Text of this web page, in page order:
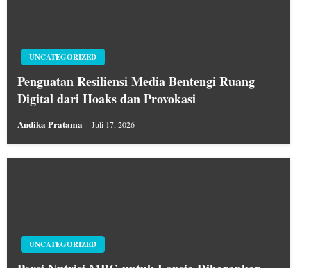
UNCATEGORIZED
Penguatan Resiliensi Media Bentengi Ruang
Digital dari Hoaks dan Provokasi
Andika Pratama Juli 17, 2026
UNCATEGORIZED